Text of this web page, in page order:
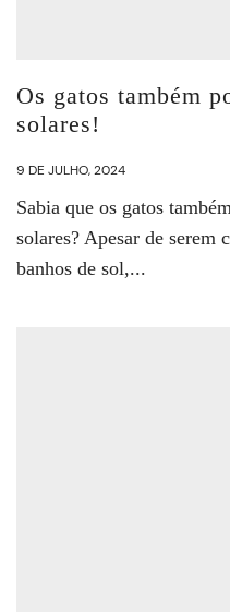
Os gatos também
solares!
9 DE JULHO, 2024
Sabia que os gatos
solares? Apesar de serem
banhos de sol,...